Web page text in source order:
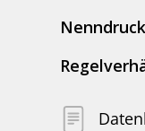
Nenndruck